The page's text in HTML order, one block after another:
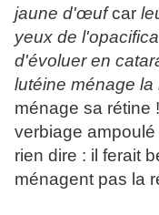
jaune d'œufcar
yeux de
d'évoluer en
lutéine ménage la
ménage sa rétine
verbiage
rien dire : il ferait
ménagent pas la